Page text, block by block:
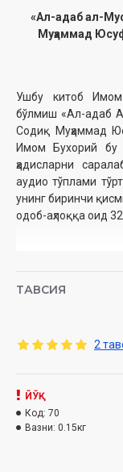
«Ал-адаб ал-
Муҳаммад
Ушбу китоб Имом
бўлмиш «Ал-адаб
Содиқ Муҳаммад
Имом Бухорий бу
ҳадисларни
аудио тўплами
унинг биринчи
одоб-аҳлоққа оид
Нашриёт:
Ўзбекистон
Дин ишлари
Ушбу аудио
ТАВСИЯ
2
ЙЎҚ
Код: 70
Вазни: 0.15кг